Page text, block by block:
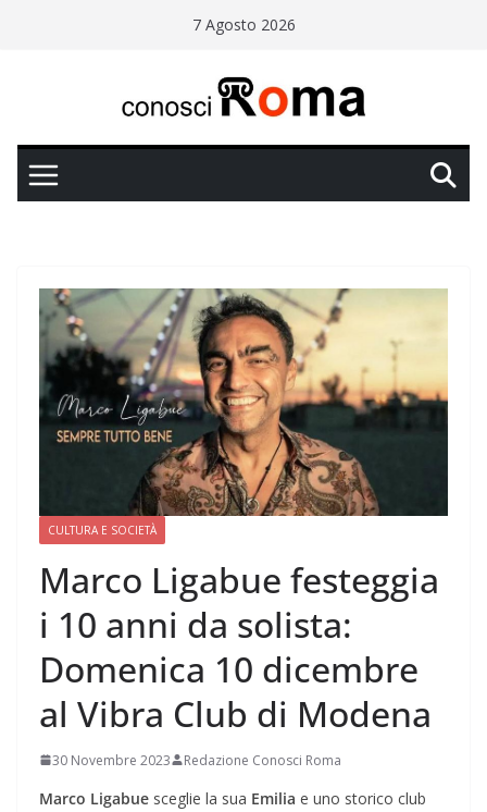
7 Agosto 2026
CULTURA E SOCIETÀ
Marco Ligabue festeggia
i 10 anni da solista:
Domenica 10 dicembre
al Vibra Club di Modena
30 Novembre 2023 Redazione Conosci Roma
Marco Ligabue sceglie la sua Emilia e uno storico club